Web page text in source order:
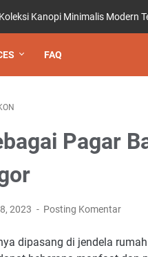
Koleksi Kanopi Minimalis Modern
FAQ
Pagar
2023 Posting Komentar
dipasang di jendela